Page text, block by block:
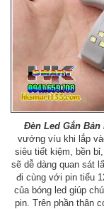
Đèn Led Gắn Bản
vướng víu khi lắp
siêu tiết kiệm, bền
sẽ dễ dàng quan sát
đi cùng với pin tiểu
của bóng led giúp
pin. Trên phần thân